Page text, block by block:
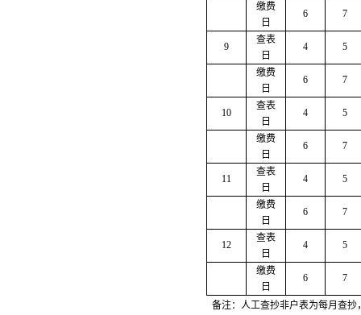
缴费
日
6 7
9
查表
日
4 5
缴费
日
6 7
10
查表
日
4 5
缴费
日
6 7
11
查表
日
4 5
缴费
日
6 7
12
查表
日
4 5
缴费
日
6 7
备注：人工查抄非户表为每月查